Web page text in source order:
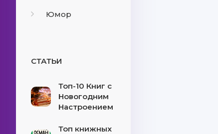
Юмор
СТАТЬИ
Топ-10 Книг с
Новогодним
Настроением
Топ книжных